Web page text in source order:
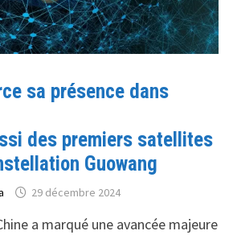
sa présence dans
des premiers satellites
Guowang
29 décembre 2024
a marqué une avancée majeure